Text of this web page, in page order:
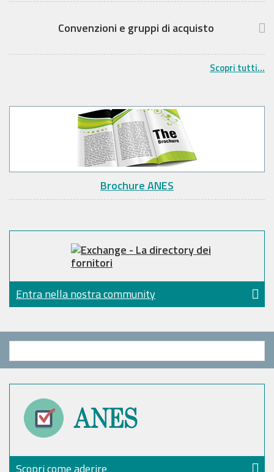
Convenzioni e gruppi di acquisto
Scopri tutti...
Brochure ANES
Entra nella nostra community
Scopri come aderire